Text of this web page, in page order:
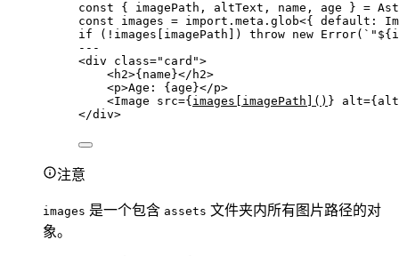
const { imagePath , altText , name , age } =
const images = import. meta . glob<{ default :
if ( ! images[imagePath]) throw new Error( ` " ${
---
<div class=" card ">
<h2>{ name }</ h2>
<p>Age: { age }</p>
<Image src={ images[imagePath]() } alt={
</div>
注意
images 是一个包含 assets 文件夹内所有图片路径的对
象。